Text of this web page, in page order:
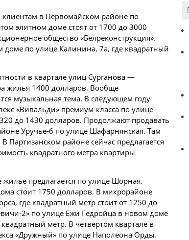
клиентам в Первомайском районе по
элитном доме стоят от 1700 до 3000
общество «Белреконструкция».
по улице Калинина, 7а, где квадратный
в квартале улиц Сурганова —
жилья 1400 долларов. Вообще
музыкальная тема. В следующем году
«Вивальди» премиум-класса по улице
до 1430 долларов. Продолжают продавать
Уручье-6 по улице Шафарнянская. Там
районе сейчас предлагается
квадратного метра квартиры
предлагается по улице Шорная.
стоит 1750 долларов. В микрорайоне
где квадратный метр стоит от 1250 до
2» по улице Ежи Гедройца в новом доме
метр. В четвертом квартале в
«Дружный» по улице Наполеона Орды.